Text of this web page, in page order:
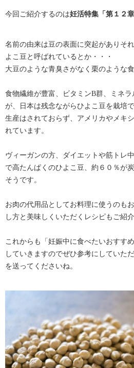
今回ご紹介するのは妊活特集「第１２
名前の由来は豆の表面に突起がありそ
よこ豆と呼ばれているとか・・・
大豆のような青臭さがなく栗のような
食物繊維が豊富、ビタミンB群、ミネ
が、日本は残念ながらひよこ豆を栽培
生産はされておらず、アメリカやメキ
れています。
ヴィーガンの方、ダイエットや筋トレ
で高たんぱくのひよこ豆、約６０％が
そうです。
お肉の代用品としてお料理に使うのも
し方と美味しくいただくレシピもご紹
これからも「妊娠中に食べたいおすす
していきますのでぜひ参考にしていた
を送ってくださいね。